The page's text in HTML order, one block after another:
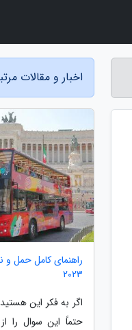
اخبار و مقالات
راهنمای کامل حمل و
2023
اگر به فکر این
حتماً این سوال را